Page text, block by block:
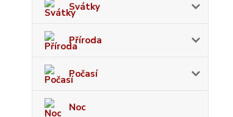
Svátky
Příroda
Počasí
Noc